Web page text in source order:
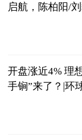
启航，陈柏阳/
开盘涨近4% 理想汽车单挑BBA的“杀
手锏”来了？|环